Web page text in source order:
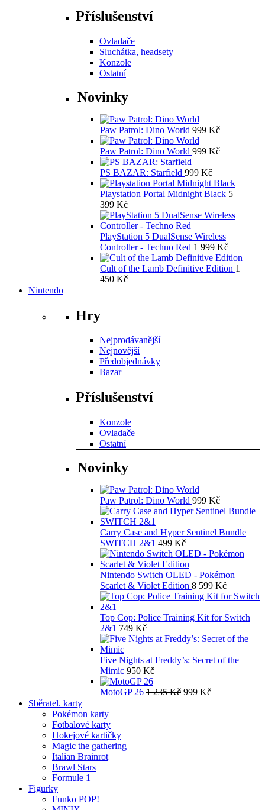
Příslušenství
Ovladače
Sluchátka, headsety
Konzole
Ostatní
Novinky
Paw Patrol: Dino World 999 Kč
Paw Patrol: Dino World 999 Kč
PS BAZAR: Starfield 999 Kč
Playstation Portal Midnight Black 5
399 Kč
PlayStation 5 DualSense Wireless
Controller - Techno Red 1 999 Kč
Cult of the Lamb Definitive Edition 1
450 Kč
Nintendo
Hry
Nejprodávanější
Nejnovější
Předobjednávky
Bazar
Příslušenství
Konzole
Ovladače
Ostatní
Novinky
Paw Patrol: Dino World 999 Kč
Carry Case and Hyper Sentinel Bundle
SWITCH 2&1 499 Kč
Nintendo Switch OLED - Pokémon
Scarlet & Violet Edition 8 599 Kč
Top Cop: Police Training Kit for Switch
2&1 749 Kč
Five Nights at Freddy’s: Secret of the
Mimic 950 Kč
MotoGP 26 1 235Kč Původní
999 KčAktuální
Sběratel. karty
Pokémon karty
Fotbalové karty
Hokejové kartičky
Magic the gathering
Italian Brainrot
Brawl Stars
Formule 1
Figurky
Funko POP!